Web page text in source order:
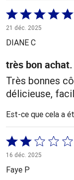
Coté
5 sur
5
21 déc. 2025
DIANE C
très bon achat.
Très bonnes
délicieuse,
Est-ce que cela a
Coté
2 sur
5
16 déc. 2025
Faye P